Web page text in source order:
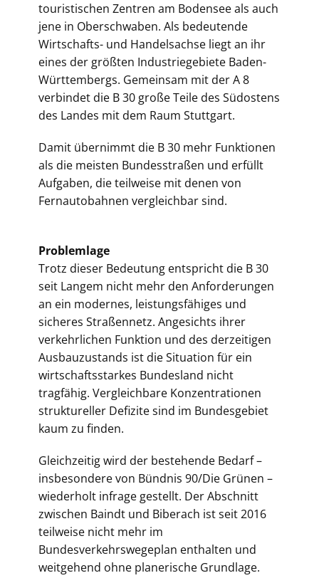
touristischen Zentren am Bodensee als auch
jene in Oberschwaben. Als bedeutende
Wirtschafts- und Handelsachse liegt an ihr
eines der größten Industriegebiete Baden-
Württembergs. Gemeinsam mit der A 8
verbindet die B 30 große Teile des Südostens
des Landes mit dem Raum Stuttgart.
Damit übernimmt die B 30 mehr Funktionen
als die meisten Bundesstraßen und erfüllt
Aufgaben, die teilweise mit denen von
Fernautobahnen vergleichbar sind.
Problemlage
Trotz dieser Bedeutung entspricht die B 30
seit Langem nicht mehr den Anforderungen
an ein modernes, leistungsfähiges und
sicheres Straßennetz. Angesichts ihrer
verkehrlichen Funktion und des derzeitigen
Ausbauzustands ist die Situation für ein
wirtschaftsstarkes Bundesland nicht
tragfähig. Vergleichbare Konzentrationen
struktureller Defizite sind im Bundesgebiet
kaum zu finden.
Gleichzeitig wird der bestehende Bedarf –
insbesondere von Bündnis 90/Die Grünen –
wiederholt infrage gestellt. Der Abschnitt
zwischen Baindt und Biberach ist seit 2016
teilweise nicht mehr im
Bundesverkehrswegeplan enthalten und
weitgehend ohne planerische Grundlage.